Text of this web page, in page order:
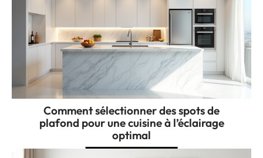
Comment sélectionner des spots de
plafond pour une cuisine à l’éclairage
optimal